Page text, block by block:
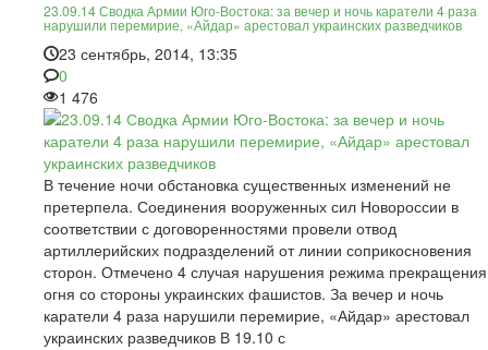
23.09.14 Сводка Армии Юго-Востока: за вечер и ночь каратели 4 раза
нарушили перемирие, «Айдар» арестовал украинских разведчиков
23 сентябрь, 2014, 13:35
0
1 476
В течение ночи обстановка существенных изменений не
претерпела. Соединения вооруженных сил Новороссии в
соответствии с договоренностями провели отвод
артиллерийских подразделений от линии соприкосновения
сторон. Отмечено 4 случая нарушения режима прекращения
огня со стороны украинских фашистов. За вечер и ночь
каратели 4 раза нарушили перемирие, «Айдар» арестовал
украинских разведчиков В 19.10 с